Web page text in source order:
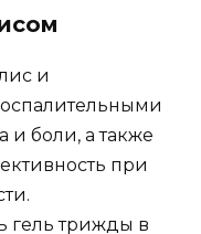
и
и боли, а также
при
гель трижды в